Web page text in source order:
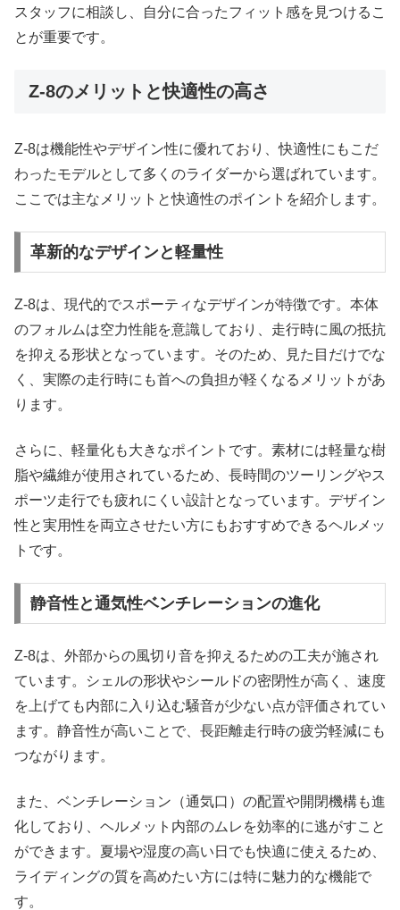
スタッフに相談し、自分に合ったフィット感を見つけるこ
とが重要です。
Z-8のメリットと快適性の高さ
Z-8は機能性やデザイン性に優れており、快適性にもこだ
わったモデルとして多くのライダーから選ばれています。
ここでは主なメリットと快適性のポイントを紹介します。
革新的なデザインと軽量性
Z-8は、現代的でスポーティなデザインが特徴です。本体
のフォルムは空力性能を意識しており、走行時に風の抵抗
を抑える形状となっています。そのため、見た目だけでな
く、実際の走行時にも首への負担が軽くなるメリットがあ
ります。
さらに、軽量化も大きなポイントです。素材には軽量な樹
脂や繊維が使用されているため、長時間のツーリングやス
ポーツ走行でも疲れにくい設計となっています。デザイン
性と実用性を両立させたい方にもおすすめできるヘルメッ
トです。
静音性と通気性ベンチレーションの進化
Z-8は、外部からの風切り音を抑えるための工夫が施され
ています。シェルの形状やシールドの密閉性が高く、速度
を上げても内部に入り込む騒音が少ない点が評価されてい
ます。静音性が高いことで、長距離走行時の疲労軽減にも
つながります。
また、ベンチレーション（通気口）の配置や開閉機構も進
化しており、ヘルメット内部のムレを効率的に逃がすこと
ができます。夏場や湿度の高い日でも快適に使えるため、
ライディングの質を高めたい方には特に魅力的な機能で
す。